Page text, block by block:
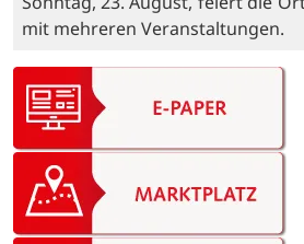
mit mehreren Veranstaltungen.